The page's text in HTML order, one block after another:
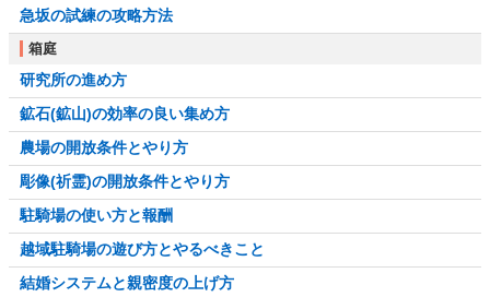
急坂の試練の攻略方法
箱庭
研究所の進め方
鉱石(鉱山)の効率の良い集め方
農場の開放条件とやり方
彫像(祈霊)の開放条件とやり方
駐騎場の使い方と報酬
越域駐騎場の遊び方とやるべきこと
結婚システムと親密度の上げ方